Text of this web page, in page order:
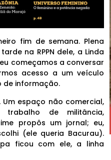
fim de semana. Plena
na RPPN dele, a Linda
começamos a conversar
acesso a um veículo
de informação.
espaço não comercial,
trabalho de militância,
propôs um jornal; eu,
(ele queria Bacurau).
ficou com ele, a linha